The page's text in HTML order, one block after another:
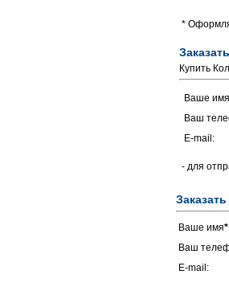
*
Купить
Ваше имя
Ваш
E-mail:
- для
Ваше имя*
Ваш
E-mail: